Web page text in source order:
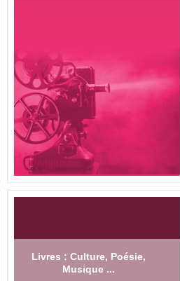
Livres : Culture, Poésie,
Musique ...